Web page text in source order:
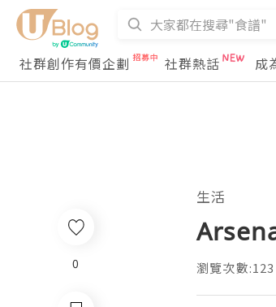
社群創作有價企劃 社群熱話 成
生活
瀏覽次數:123
0